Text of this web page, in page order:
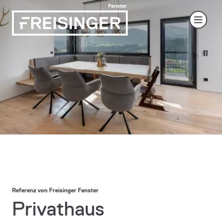
Privathaus
Referenz von Freisinger Fenster